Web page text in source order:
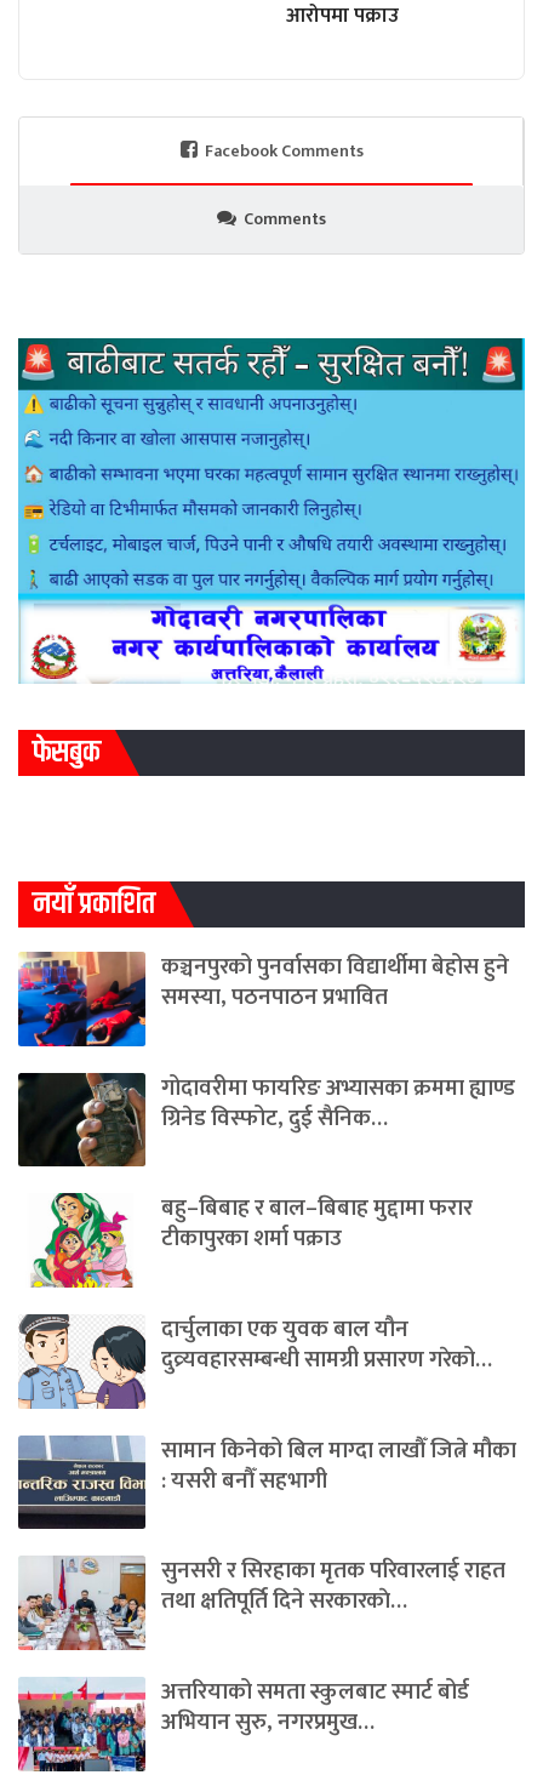
आरोपमा पक्राउ
Facebook Comments
Comments
फेसबुक
नयाँ प्रकाशित
कञ्चनपुरको पुनर्वासका विद्यार्थीमा बेहोस हुने
समस्या, पठनपाठन प्रभावित
गोदावरीमा फायरिङ अभ्यासका क्रममा ह्याण्ड
ग्रिनेड विस्फोट, दुई सैनिक…
बहु–बिबाह र बाल–बिबाह मुद्दामा फरार
टीकापुरका शर्मा पक्राउ
दार्चुलाका एक युवक बाल यौन
दुव्र्यवहारसम्बन्धी सामग्री प्रसारण गरेको…
सामान किनेको बिल माग्दा लाखौँ जित्ने मौका
: यसरी बनौँ सहभागी
सुनसरी र सिरहाका मृतक परिवारलाई राहत
तथा क्षतिपूर्ति दिने सरकारकाे…
अत्तरियाको समता स्कुलबाट स्मार्ट बोर्ड
अभियान सुरु, नगरप्रमुख…